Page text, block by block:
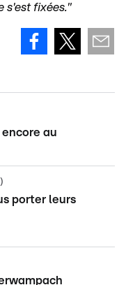
s'est fixées."
au
porter leurs